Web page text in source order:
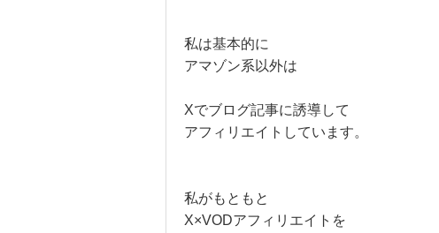
私は基本的に
アマゾン系以外は
Xでブログ記事に誘導して
アフィリエイトしています。
私がもともと
X×VODアフィリエイトを